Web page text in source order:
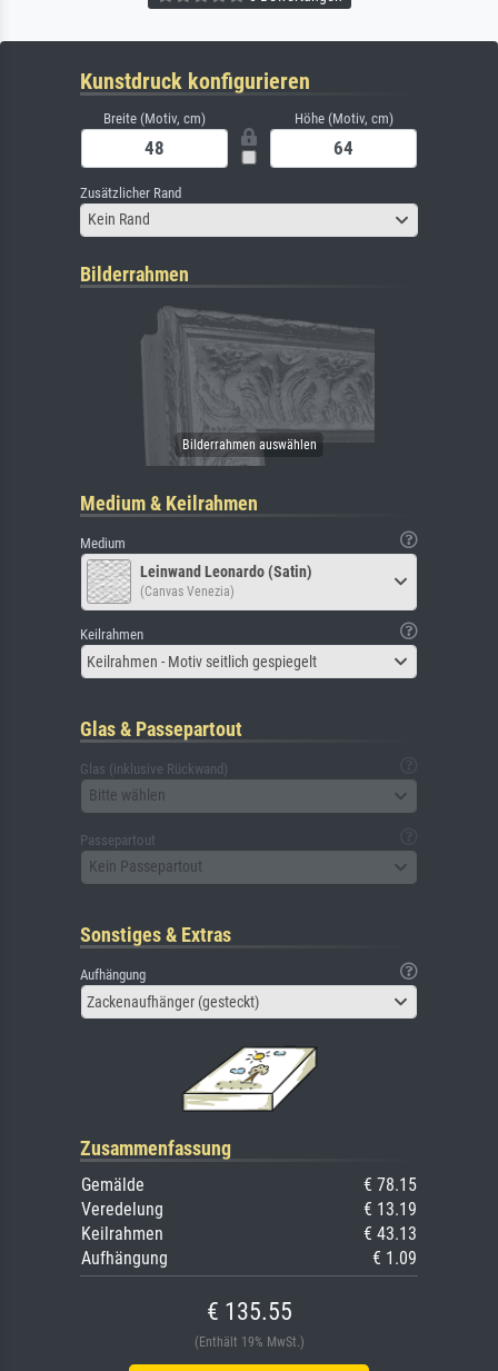
Kunstdruck konfigurieren
Breite (Motiv, cm) Höhe (Motiv, cm)
Zusätzlicher Rand
Kein Rand
Bilderrahmen
Medium & Keilrahmen
Medium
Leinwand Leonardo (Satin)
(Canvas Venezia)
Keilrahmen
Keilrahmen - Motiv seitlich gespiegelt
Glas & Passepartout
Glas (inklusive Rückwand)
Bitte wählen
Passepartout
Kein Passepartout
Sonstiges & Extras
Aufhängung
Zackenaufhänger (gesteckt)
Zusammenfassung
Gemälde
€ 78.15
Veredelung
€ 13.19
Keilrahmen
€ 43.13
Aufhängung
€ 1.09
€ 135.55
(Enthält 19% MwSt.)